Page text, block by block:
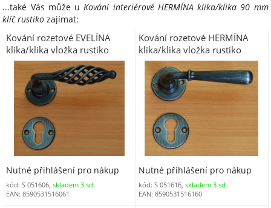
...také Vás může u Kování interiérové HERMÍNA klika/klika 90 mm
klíč rustiko zajímat:
Kování rozetové EVELÍNA
klika/klika vložka rustiko
Nutné přihlášení pro nákup
kód: S 051606, skladem 3 sd
EAN: 8590531516061
Kování rozetové HERMÍNA
klika/klika vložka rustiko
Nutné přihlášení pro nákup
kód: S 051616,skladem 3 sd
EAN: 8590531516160